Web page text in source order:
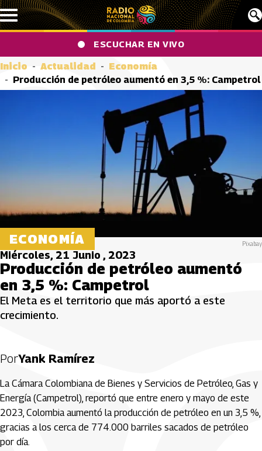
Pasar al contenido principal
ESCUCHAR EN VIVO
Inicio Actualidad
Economía
Producción de petróleo aumentó en 3,5 %: Campetrol
ECONOMÍA Pixabay
Miércoles, 21 Junio , 2023
Producción de petróleo aumentó
en 3,5 %: Campetrol
El Meta es el territorio que más aportó a este
crecimiento.
PorYank Ramírez
La Cámara Colombiana de Bienes y Servicios de Petróleo, Gas y
Energía (Campetrol), reportó que entre enero y mayo de este
2023, Colombia aumentó la producción de petróleo en un 3,5 %,
gracias a los cerca de 774.000 barriles sacados de petróleo
por día.